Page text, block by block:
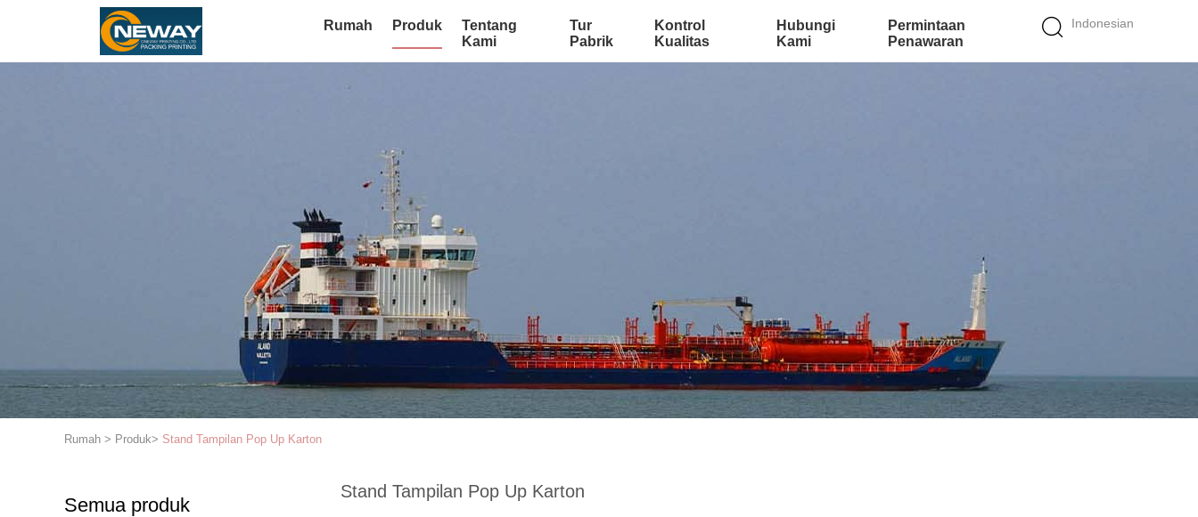
Indonesian
Rumah Produk
Tentang
Kami
Tur
Pabrik
Kontrol
Kualitas
Hubungi
Kami
Permintaan
Penawaran
Rumah > Produk> Stand Tampilan Pop Up Karton
Semua produk
Stand Tampilan Pop Up Karton